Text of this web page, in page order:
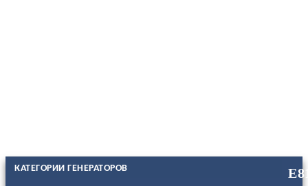
КАТЕГОРИИ ГЕНЕРАТОРОВ